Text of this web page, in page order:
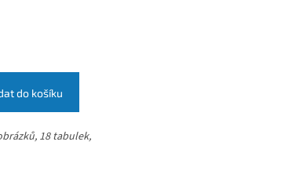
do košíku
18 tabulek,